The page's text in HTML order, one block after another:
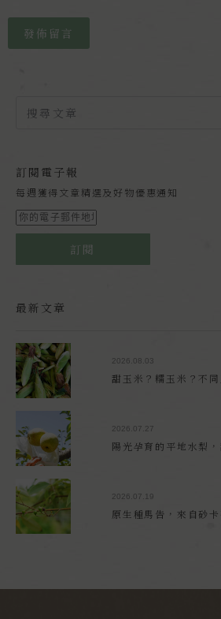
發佈留言
訂閱電子報
每週獲得文章精選及好物優惠通知
訂閱
最新文章
2026.08.03
甜玉米？糯玉米？不
2026.07.27
陽光孕育的平地水梨
2026.07.19
原生種馬告，來自砂